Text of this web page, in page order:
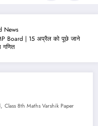
News
Board | 15 अप्रैल को पूछे जाने
गणित
, Class 8th Maths Varshik Paper